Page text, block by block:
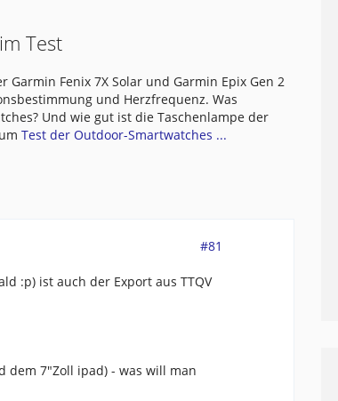
Test
Fenix 7X Solar und Garmin Epix Gen 2
und Herzfrequenz. Was
Und wie gut ist die Taschenlampe der
Test der Outdoor-Smartwatches ...
#81
:p) ist auch der Export aus TTQV
dem 7"Zoll ipad) - was will man